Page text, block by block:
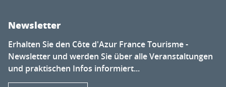
Newsletter
Erhalten Sie den Côte d'Azur France Tourisme -
Newsletter und werden Sie über alle Veranstaltungen
und praktischen Infos informiert...